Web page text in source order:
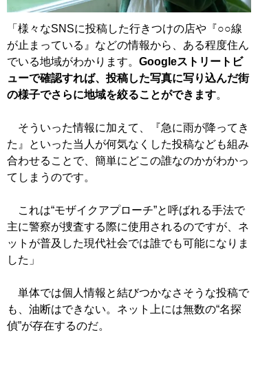
「様々なSNSに投稿した行きつけの店や『○○線
が止まっている』などの情報から、ある程度住ん
でいる地域がわかります。 Googleストリートビ
ューで確認すれば、投稿した写真に写り込んだ街
の様子でさらに地域を絞ることができます。
そういった情報に加えて、『急に雨が降ってき
た』といった当人が何気なくした投稿なども組み
合わせることで、簡単にどこの誰なのかがわかっ
てしまうのです。
これは“モザイクアプローチ”と呼ばれる手法で
主に警察が捜査する際に使用されるのですが、ネ
ットが普及した現代社会では誰でも可能になりま
した」
単体では個人情報と結びつかなさそうな投稿で
も、油断はできない。ネット上には無数の“名探
偵”が存在するのだ。